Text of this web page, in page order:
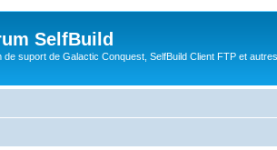
SelfBuild
de suport de Galactic Conquest, SelfBuild Client FTP et